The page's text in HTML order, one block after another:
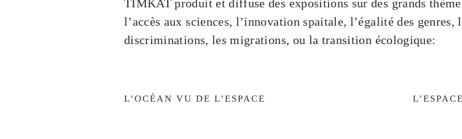
TIMKAT produit et diffuse des expositions sur des grands
l’accès aux sciences, l’innovation spaitale, l’égalité des
discriminations, les migrations, ou la transition écologique:
L’OCÉAN VU DE L’ESPACE